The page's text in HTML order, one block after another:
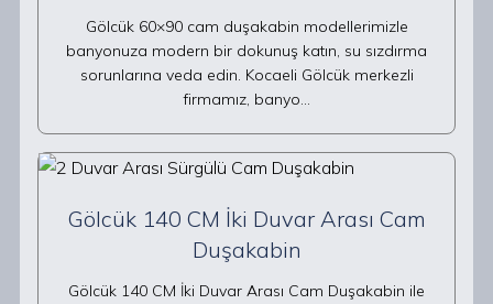
Gölcük 60×90 cam duşakabin modellerimizle
banyonuza modern bir dokunuş katın, su sızdırma
sorunlarına veda edin. Kocaeli Gölcük merkezli
firmamız, banyo…
Gölcük 140 CM İki Duvar Arası Cam
Duşakabin
Gölcük 140 CM İki Duvar Arası Cam Duşakabin ile